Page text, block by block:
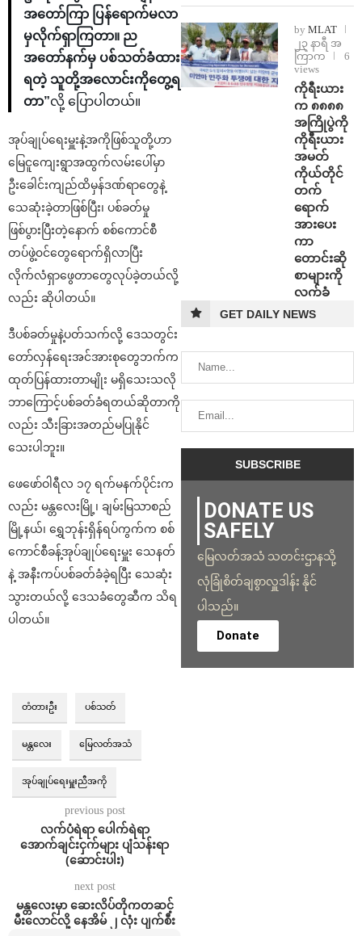
အတော်ကြာ ပြန်ရောက်မလာ
မှလိုက်ရှာကြတာ။ ည
အတော်နက်မှ ပစ်သတ်ခံထား
ရတဲ့ သူတို့အလောင်းကိုတွေ့ရ
တာ”လို့ ပြောပါတယ်။
အုပ်ချုပ်ရေးမှူးနဲ့အကိုဖြစ်သူတို့ဟာ
မြေငူကျေးရွာအထွက်လမ်းပေါ်မှာ
ဦးခေါင်းကျည်ထိမှန်ဒဏ်ရာတွေနဲ့
သေဆုံးခဲ့တာဖြစ်ပြီး၊ ပစ်ခတ်မှု
ဖြစ်ပွားပြီးတဲ့နောက် စစ်ကောင်စီ
တပ်ဖွဲ့၀င်တွေရောက်ရှိလာပြီး
လိုက်လံရှာဖွေတာတွေလုပ်ခဲ့တယ်လို့
လည်း ဆိုပါတယ်။
ဒီပစ်ခတ်မှုနဲ့ပတ်သက်လို့ ဒေသတွင်း
တော်လှန်ရေးအင်အားစုတွေဘက်က
ထုတ်ပြန်ထားတာမျိုး မရှိသေးသလို
ဘာကြောင့်ပစ်ခတ်ခံရတယ်ဆိုတာကို
လည်း သီးခြားအတည်မပြုနိုင်
သေးပါဘူး။
ဖေဖော်ဝါရီလ ၁၇ ရက်မနက်ပိုင်းက
လည်း မန္တလေးမြို့၊ ချမ်းမြသာစည်
မြို့နယ်၊ ရွှေဘုန်းရှိန်ရပ်ကွက်က စစ်
ကောင်စီခန့်အုပ်ချုပ်ရေးမှူး သေနတ်
နဲ့ အနီးကပ်ပစ်ခတ်ခံခဲ့ရပြီး သေဆုံး
သွားတယ်လို့ ဒေသခံတွေဆီက သိရ
ပါတယ်။
တံတားဦး ပစ်သတ်
မန္တလေး မြေလတ်အသံ
အုပ်ချုပ်ရေးမှူးညီအကို
previous post
လက်ပံရဲရာ ပေါက်ရဲရာ
အောက်ချင်းငှက်များ ပျံသန်းရာ
(ဆောင်းပါး)
next post
မန္တလေးမှာ ဆေးလိပ်တိုကတဆင့်
မီးလောင်လို့ နေအိမ် ၂ လုံး ပျက်စီး
by MLAT
၂၃ နာရီ အ
ကြာက
6
views
ကိုရီးယား
က ၈၈၈၈
အကြိုပွဲကို
ကိုရီးယား
အမတ်
ကိုယ်တိုင်
တက်
ရောက်
အားပေး
ကာ
တောင်းဆို
စာများကို
လက်ခံ
GET DAILY NEWS
DONATE US
SAFELY
မြေလတ်အသံ သတင်းဌာနသို့
လုံခြုံစိတ်ချစွာလှူဒါန်း နိုင်
ပါသည်။
Donate